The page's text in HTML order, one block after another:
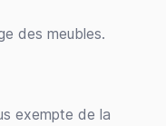
des meubles.
exempte de la